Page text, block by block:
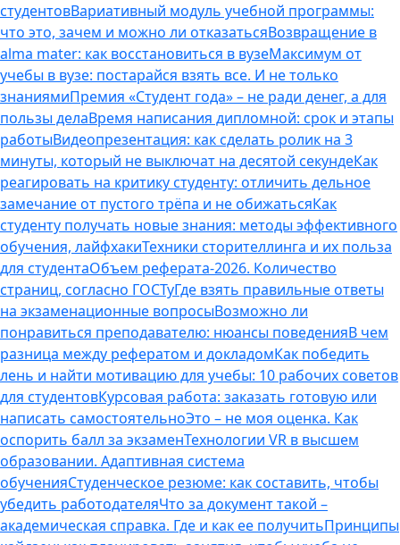
студентовВариативный модуль учебной программы:
что это, зачем и можно ли отказатьсяВозвращение в
alma mater: как восстановиться в вузеМаксимум от
учебы в вузе: постарайся взять все. И не только
знаниямиПремия «Студент года» – не ради денег, а для
пользы делаВремя написания дипломной: срок и этапы
работыВидеопрезентация: как сделать ролик на 3
минуты, который не выключат на десятой секундеКак
реагировать на критику студенту: отличить дельное
замечание от пустого трёпа и не обижатьсяКак
студенту получать новые знания: методы эффективного
обучения, лайфхакиТехники сторителлинга и их польза
для студентаОбъем реферата-2026. Количество
страниц, согласно ГОСТуГде взять правильные ответы
на экзаменационные вопросыВозможно ли
понравиться преподавателю: нюансы поведенияВ чем
разница между рефератом и докладомКак победить
лень и найти мотивацию для учебы: 10 рабочих советов
для студентовКурсовая работа: заказать готовую или
написать самостоятельноЭто – не моя оценка. Как
оспорить балл за экзаменТехнологии VR в высшем
образовании. Адаптивная система
обученияСтуденческое резюме: как составить, чтобы
убедить работодателяЧто за документ такой –
академическая справка. Где и как ее получитьПринципы